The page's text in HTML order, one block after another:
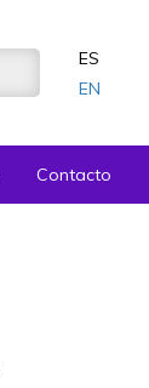
ES
EN
Contacto